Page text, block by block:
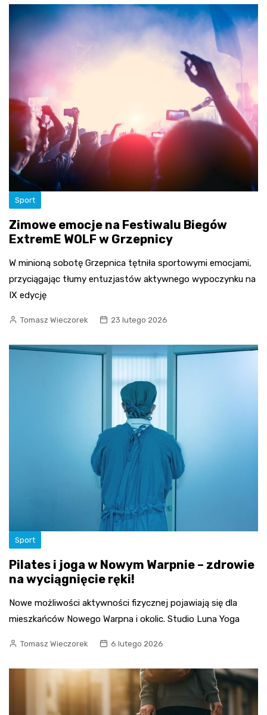
Sport
Zimowe emocje na Festiwalu Biegów
ExtremE WOLF w Grzepnicy
W minioną sobotę Grzepnica tętniła sportowymi emocjami,
przyciągając tłumy entuzjastów aktywnego wypoczynku na
IX edycję
Tomasz Wieczorek 23 lutego 2026
Sport
Pilates i joga w Nowym Warpnie – zdrowie
na wyciągnięcie ręki!
Nowe możliwości aktywności fizycznej pojawiają się dla
mieszkańców Nowego Warpna i okolic. Studio Luna Yoga
Tomasz Wieczorek 6 lutego 2026